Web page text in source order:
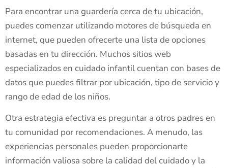
Para encontrar una guardería cerca de tu ubicación,
puedes comenzar utilizando motores de búsqueda en
internet, que pueden ofrecerte una lista de opciones
basadas en tu dirección. Muchos sitios web
especializados en cuidado infantil cuentan con bases de
datos que puedes filtrar por ubicación, tipo de servicio y
rango de edad de los niños.
Otra estrategia efectiva es preguntar a otros padres en
tu comunidad por recomendaciones. A menudo, las
experiencias personales pueden proporcionarte
información valiosa sobre la calidad del cuidado y la